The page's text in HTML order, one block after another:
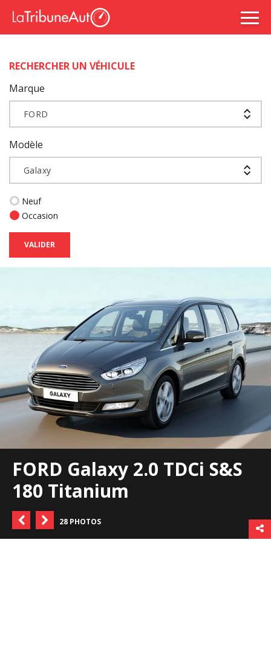
RECHERCHER UN VÉHICULE
Marque
FORD
Modèle
Galaxy
Neuf
Occasion
VALIDER
FORD Galaxy 2.0 TDCi S&S
180 Titanium
28 PHOTOS